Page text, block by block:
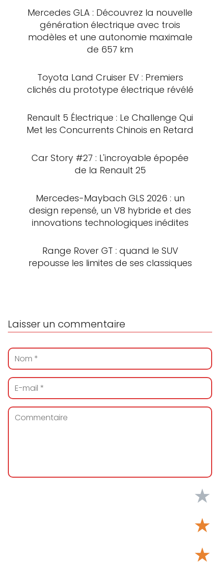
Mercedes GLA : Découvrez la nouvelle
génération électrique avec trois
modèles et une autonomie maximale
de 657 km
Toyota Land Cruiser EV : Premiers
clichés du prototype électrique révélé
Renault 5 Électrique : Le Challenge Qui
Met les Concurrents Chinois en Retard
Car Story #27 : L'incroyable épopée
de la Renault 25
Mercedes-Maybach GLS 2026 : un
design repensé, un V8 hybride et des
innovations technologiques inédites
Range Rover GT : quand le SUV
repousse les limites de ses classiques
Laisser un commentaire
★
★
★